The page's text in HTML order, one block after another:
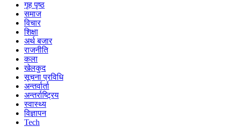
गृह पृष्ठ
समाज
विचार
शिक्षा
अर्थ बजार
राजनीति
कला
खेलकुद
सूचना प्रविधि
अन्तर्वार्ता
अन्तर्राष्ट्रिय
स्वास्थ्य
विज्ञापन
Tech